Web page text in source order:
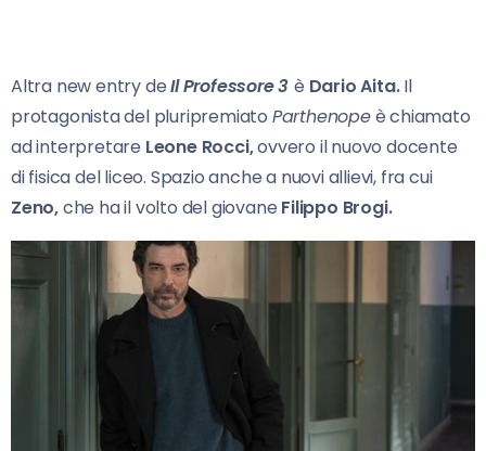
Altra new entry deIl Professore 3 è Dario Aita.Il
protagonista del pluripremiato Parthenopeè chiamato
ad interpretare Leone Rocci,ovvero il nuovo docente
di fisica del liceo. Spazio anche a nuovi allievi, fra cui
Zeno,che ha il volto del giovane Filippo Brogi.